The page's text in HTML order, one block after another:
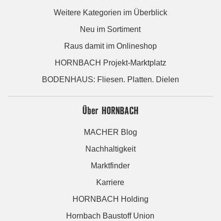
Weitere Kategorien im Überblick
Neu im Sortiment
Raus damit im Onlineshop
HORNBACH Projekt-Marktplatz
BODENHAUS: Fliesen. Platten. Dielen
Über HORNBACH
MACHER Blog
Nachhaltigkeit
Marktfinder
Karriere
HORNBACH Holding
Hornbach Baustoff Union